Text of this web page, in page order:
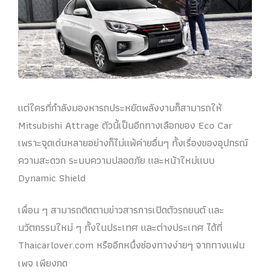
แต่ใครที่กำลังมองหารถประหยัดพลังงานก็สามารถให้
Mitsubishi Attrage ตัวนี้เป็นอีกทางเลือกของ Eco Car
เพราะจุดเด่นหลายอย่างก็ไม่แพ้ค่ายอื่นๆ ทั้งเรื่องของอุปกรณ์
ความสะดวก ระบบความปลอดภัย และหน้าใหม่แบบ
Dynamic Shield
เพื่อน ๆ สามารถติดตามข่าวสารการเปิดตัวรถยนต์ และ
นวัตกรรมใหม่ ๆ ทั้งในประเทศ และต่างประเทศ ได้ที่
Thaicarlover.com หรืออีกหนึ่งช่องทางง่ายๆ จากทางแฟน
เพจ เพียงกด